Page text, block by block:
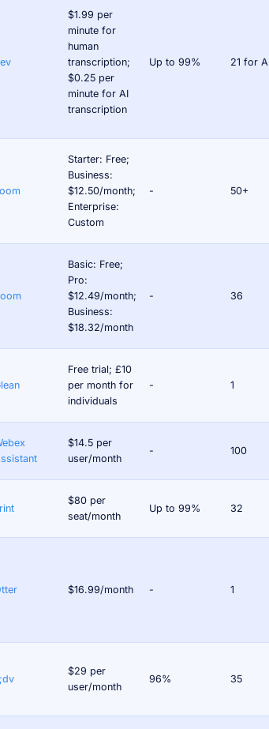
$1.99 per
minute for
human
transcription;
$0.25 per
minute for AI
transcription
Up to 99% 21 for
Starter: Free;
Business:
$12.50/month;
Enterprise:
Custom
- 50+
Basic: Free;
Pro:
$12.49/month;
Business:
$18.32/month
- 36
Free trial; £10
per month for
individuals
- 1
$14.5 per
user/month
- 100
$80 per
seat/month
Up to 99% 32
$16.99/month - 1
$29 per
user/month
96% 35